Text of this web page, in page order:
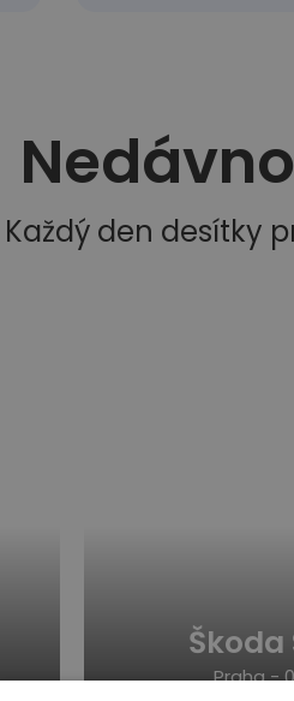
Každý den desítky
Praha -